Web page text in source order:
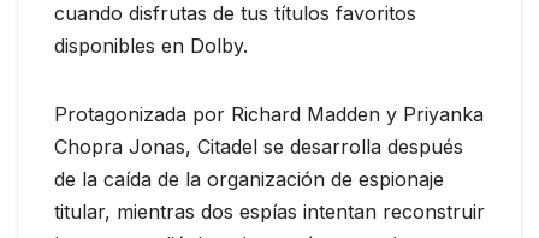
cuando disfrutas de tus títulos favoritos
disponibles en Dolby.
Protagonizada por Richard Madden y Priyanka
Chopra Jonas, Citadel se desarrolla después
de la caída de la organización de espionaje
titular, mientras dos espías intentan reconstruir